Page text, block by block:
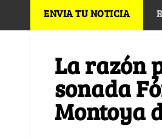
ENVIA TU NOTICIA
La razón
sonada
Montoya